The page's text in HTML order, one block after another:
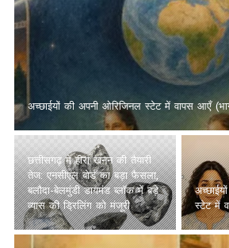
अच्छाईयों की अपनी ओरिजिनल स्टेट में वापस आएँ
छत्तीसगढ़ में हीरा खनन की तैयारी
तेज: एनसीएल बोर्ड का बड़ा फैसला,
बलौदा-बेलमुंडी डायमंड ब्लॉक में बड़े
व्यास की ड्रिलिंग को मंजूरी
स्टेट में